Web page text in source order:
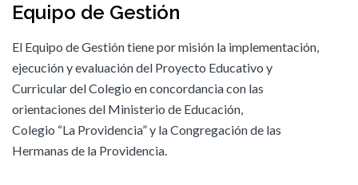
Equipo de Gestión
El Equipo de Gestión tiene por misión la implementación,
ejecución y evaluación del Proyecto Educativo y
Curricular del Colegio en concordancia con las
orientaciones del Ministerio de Educación,
Colegio “La Providencia” y la Congregación de las
Hermanas de la Providencia.